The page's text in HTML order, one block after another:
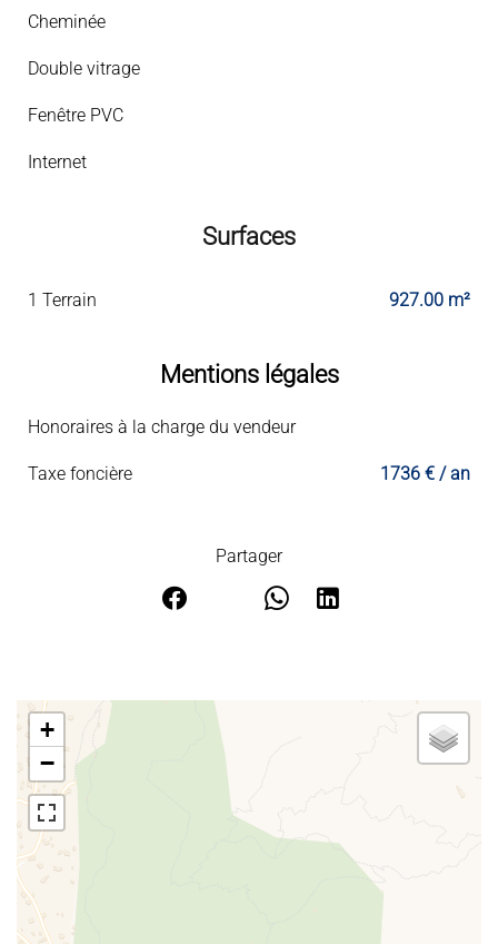
Cheminée
Double vitrage
Fenêtre PVC
Internet
Surfaces
1 Terrain 927.00 m²
Mentions légales
Honoraires à la charge du vendeur
Taxe foncière 1736 € / an
Partager
+
−